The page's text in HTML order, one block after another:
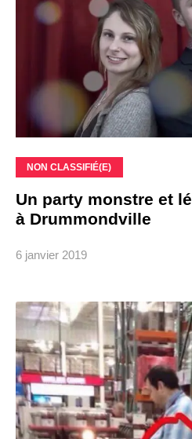
NON CLASSIFIÉ(E)
Un party monstre et
à Drummondville
6 janvier 2019